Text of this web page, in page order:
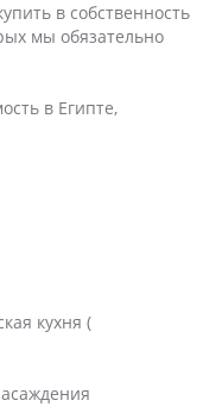
в собственность
мы обязательно
в Египте,
кухня (